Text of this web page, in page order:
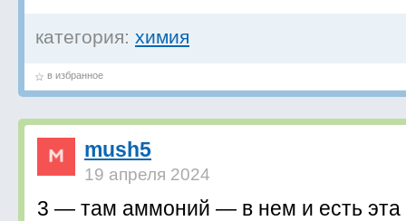
категория: химия
в избранное
mush5
19 апреля 2024
3 — там аммоний — в нем и есть эта